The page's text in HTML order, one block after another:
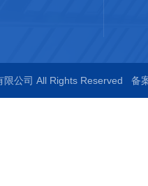
限公司 All Rights Reserved 备